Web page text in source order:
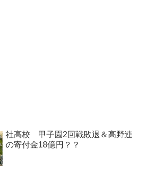
社高校 甲子園2回戦敗退＆高野連
の寄付金18億円？？